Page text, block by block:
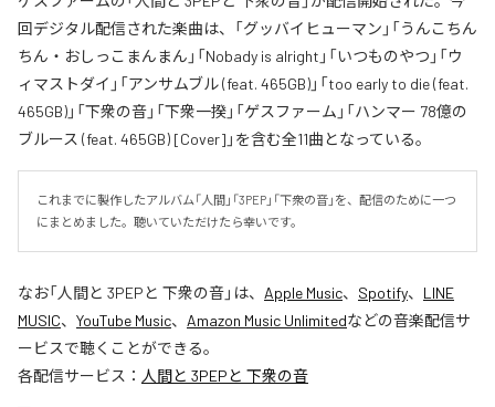
回デジタル配信された楽曲は、「グッバイヒューマン」「うんこちん
ちん・おしっこまんまん」「Nobady is alright」「いつものやつ」「ウ
ィマストダイ」「アンサムブル (feat. 465GB)」「too early to die (feat.
465GB)」「下衆の音」「下衆一揆」「ゲスファーム」「ハンマー 78億の
ブルース (feat. 465GB) [Cover]」を含む全11曲となっている。
これまでに製作したアルバム「人間」「3PEP」「下衆の音」を、配信のために一つ
にまとめました。聴いていただけたら幸いです。
なお「人間と 3PEPと 下衆の音」は、 Apple Music、 Spotify、 LINE
MUSIC、 YouTube Music、 Amazon Music Unlimitedなどの音楽配信サ
ービスで聴くことができる。
各配信サービス： 人間と 3PEPと 下衆の音